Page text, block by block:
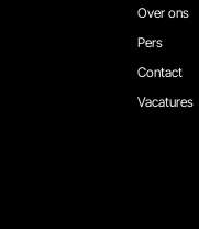
Over ons
Pers
Contact
Vacatures